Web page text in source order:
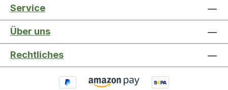
Service
Über uns
Rechtliches